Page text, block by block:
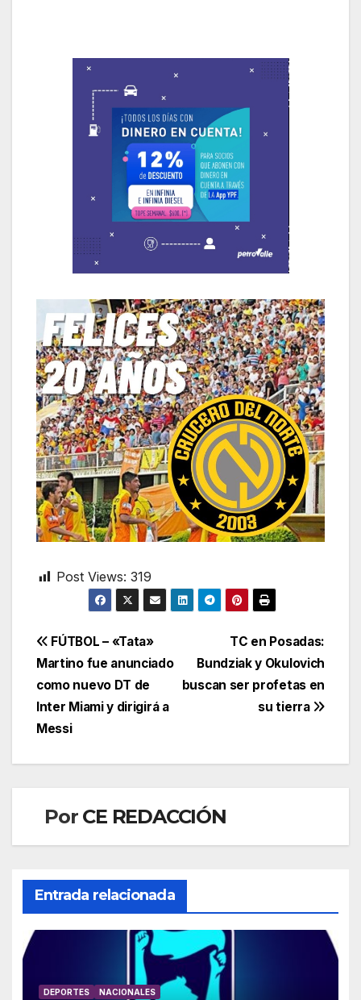
Post Views: 319
Navegación
de
entradas
TC en Posadas:
Bundziak y Okulovich
buscan ser profetas en
su tierra
FÚTBOL – «Tata»
Martino fue anunciado
como nuevo DT de
Inter Miami y dirigirá a
Messi
Por CE REDACCIÓN
Entrada relacionada
DEPORTES NACIONALES